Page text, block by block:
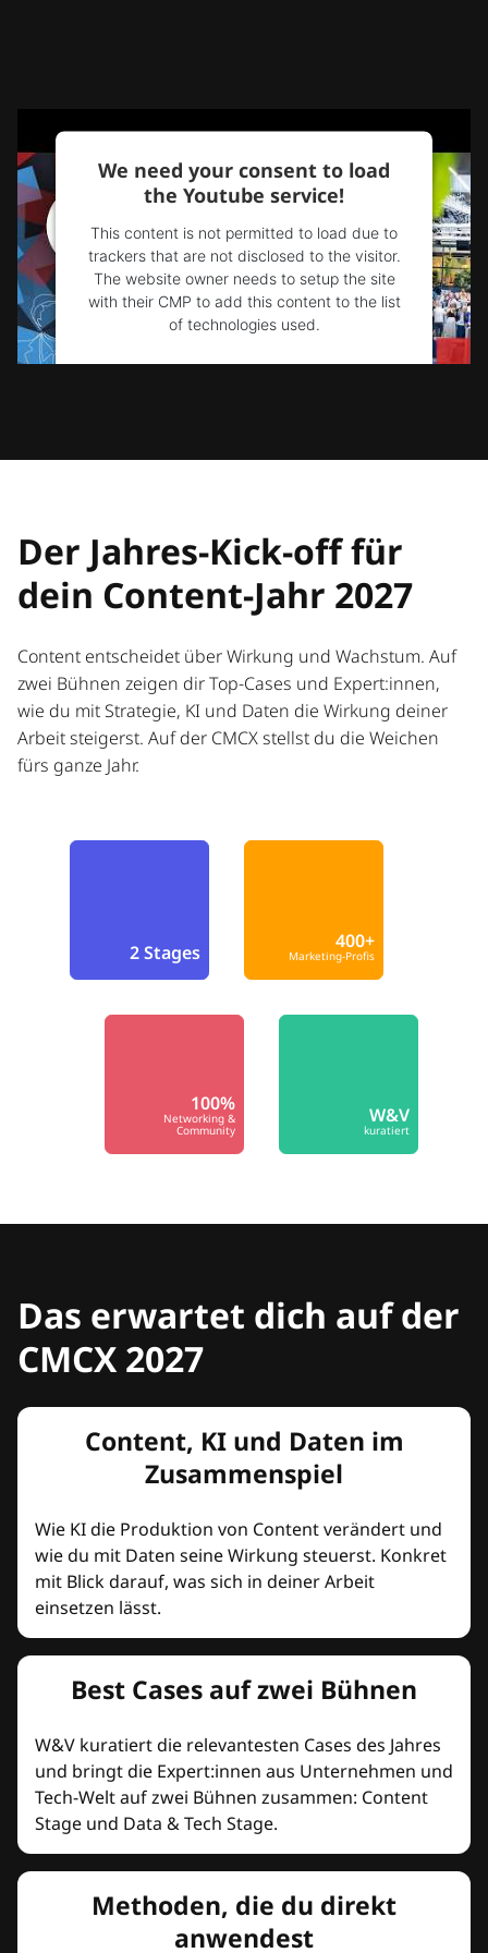
We need your consent to load
the Youtube service!
This content is not permitted to load due to
trackers that are not disclosed to the visitor.
The website owner needs to setup the site
with their CMP to add this content to the list
of technologies used.
Powered byUsercentrics Consent
Der Jahres-Kick-off für
dein Content-Jahr 2027
Content entscheidet über Wirkung und Wachstum. Auf
zwei Bühnen zeigen dir Top-Cases und Expert:innen,
wie du mit Strategie, KI und Daten die Wirkung deiner
Arbeit steigerst. Auf der CMCX stellst du die Weichen
fürs ganze Jahr.
2 Stages 400+
Marketing-Profis
100%
Networking &
Community
W&V
kuratiert
Das erwartet dich auf der
CMCX 2027
Content, KI und Daten im
Zusammenspiel
Wie KI die Produktion von Content verändert und
wie du mit Daten seine Wirkung steuerst. Konkret
mit Blick darauf, was sich in deiner Arbeit
einsetzen lässt.
Best Cases auf zwei Bühnen
W&V kuratiert die relevantesten Cases des Jahres
und bringt die Expert:innen aus Unternehmen und
Tech-Welt auf zwei Bühnen zusammen: Content
Stage und Data & Tech Stage.
Methoden, die du direkt
anwendest